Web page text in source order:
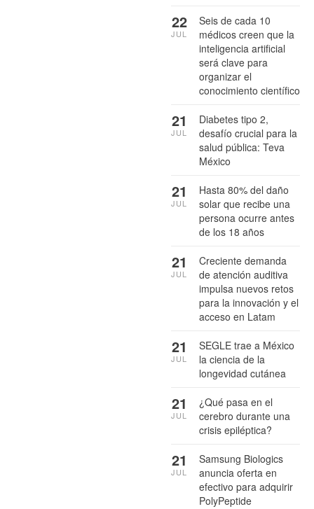
Seis de cada 10
médicos creen que la
inteligencia artificial
será clave para
organizar el
conocimiento científico
22
JUL
Diabetes tipo 2,
desafío crucial para la
salud pública: Teva
México
21
JUL
Hasta 80% del daño
solar que recibe una
persona ocurre antes
de los 18 años
21
JUL
Creciente demanda
de atención auditiva
impulsa nuevos retos
para la innovación y el
acceso en Latam
21
JUL
SEGLE trae a México
la ciencia de la
longevidad cutánea
21
JUL
¿Qué pasa en el
cerebro durante una
crisis epiléptica?
21
JUL
Samsung Biologics
anuncia oferta en
efectivo para adquirir
PolyPeptide
21
JUL